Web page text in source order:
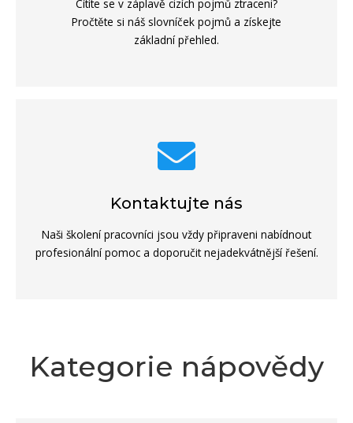
Cítíte se v záplavě cizích pojmů ztraceni?
Pročtěte si náš slovníček pojmů a získejte
základní přehled.
Kontaktujte nás
Naši školení pracovníci jsou vždy připraveni nabídnout
profesionální pomoc a doporučit nejadekvátnější řešení.
Kategorie nápovědy